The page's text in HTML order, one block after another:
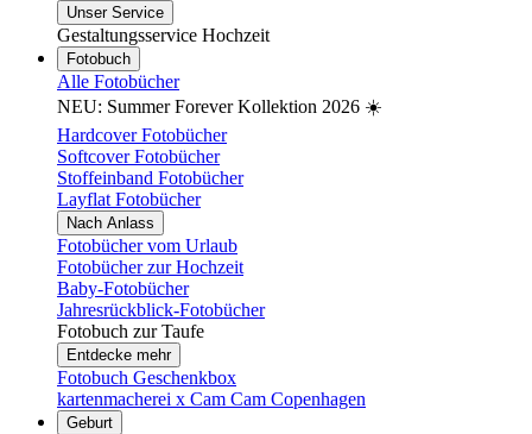
Unser Service
Gestaltungsservice Hochzeit
Fotobuch
Alle Fotobücher
NEU: Summer Forever Kollektion 2026 ☀️
Hardcover Fotobücher
Softcover Fotobücher
Stoffeinband Fotobücher
Layflat Fotobücher
Nach Anlass
Fotobücher vom Urlaub
Fotobücher zur Hochzeit
Baby-Fotobücher
Jahresrückblick-Fotobücher
Fotobuch zur Taufe
Entdecke mehr
Fotobuch Geschenkbox
kartenmacherei x Cam Cam Copenhagen
Geburt